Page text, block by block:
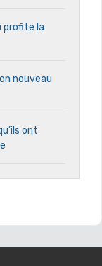
profite la
nouveau
ont